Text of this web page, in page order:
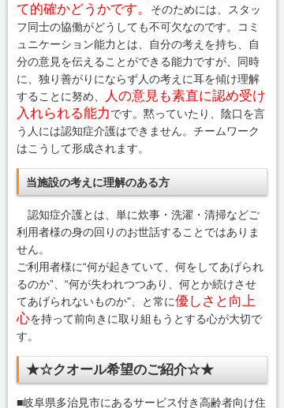
て的確かどうかです。
そのためには、スタッ
フ同士の協働がどうしても不可欠なのです。コミ
ュニケーション能力とは、自分の考えを持ち、自
分の意見を伝えることができる能力ですが、同時
に、独り善がりにならず人の考えに耳を傾け理解
することに努め、
人の意見も素直に認め受け
入れられる能力です。黙っていたり、陰口を言
う人には認知症介護はできません。チームワーク
はこうして形成されます。
当施設の考えに理解のある方
認知症介護とは、単に炊事・洗濯・清掃などご
利用者様の身の回りのお世話することではありま
せん。
ご利用者様に“何が起きていて、何をしてあげられ
るのか”、“何が失われつつあり、何とか続けさせ
てあげられないものか”、と常に優しさと向上
心を持って前向きに取り組もうとする心が大切で
す。
★☆クオール希望のご紹介☆★
■岐阜県多治見市にあるサービス付き高齢者向け住